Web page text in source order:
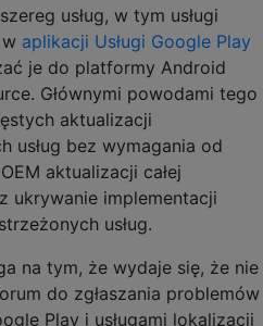
usług, w tym usługi
aplikacji Usługi Google Play
je do platformy Android
Głównymi powodami tego
aktualizacji
usług bez wymagania od
aktualizacji całej
ukrywanie implementacji
usług.
na tym, że wydaje się, że nie
do zgłaszania problemów
Play i usługami lokalizacji